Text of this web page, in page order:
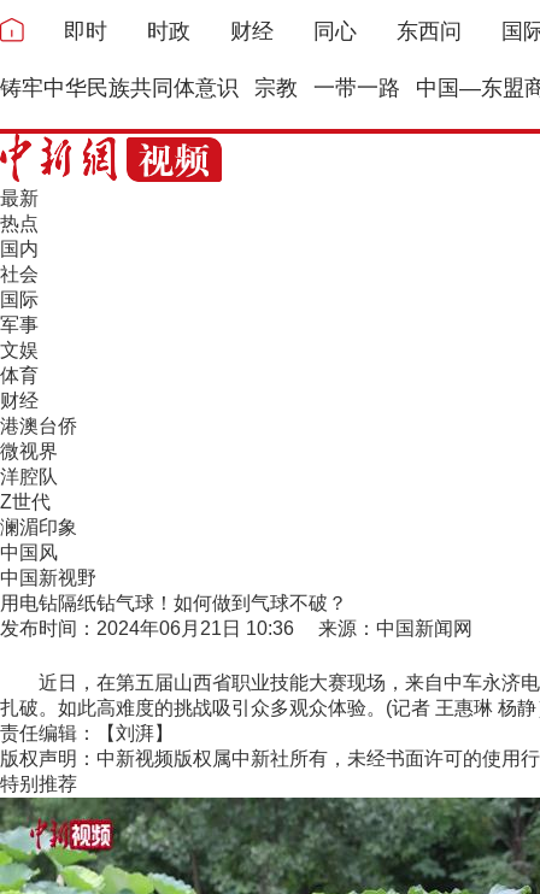
即时 时政 财经 同心 东西问 国
铸牢中华民族共同体意识 宗教 一带一路 中国—东盟
最新
热点
国内
社会
国际
军事
文娱
体育
财经
港澳台侨
微视界
洋腔队
Z世代
澜湄印象
中国风
中国新视野
用电钻隔纸钻气球！如何做到气球不破？
发布时间：2024年06月21日 10:36 来源：中国新闻网
近日，在第五届山西省职业技能大赛现场，来自中车永济电
扎破。如此高难度的挑战吸引众多观众体验。(记者 王惠琳 杨静
责任编辑：【刘湃】
版权声明：中新视频版权属中新社所有，未经书面许可的使用
特别推荐